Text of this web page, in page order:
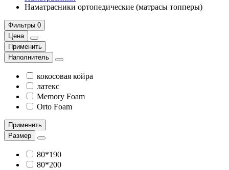
Наматрасники ортопедические (матрасы топперы)
Фильтры 0
Цена
Применить
Наполнитель
кокосовая койра
латекс
Memory Foam
Orto Foam
Применить
Размер
80*190
80*200